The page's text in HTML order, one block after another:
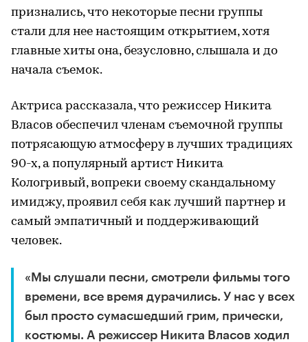
признались, что некоторые песни группы
стали для нее настоящим открытием, хотя
главные хиты она, безусловно, слышала и до
начала съемок.
Актриса рассказала, что режиссер Никита
Власов обеспечил членам съемочной группы
потрясающую атмосферу в лучших традициях
90-х, а популярный артист Никита
Кологривый, вопреки своему скандальному
имиджу, проявил себя как лучший партнер и
самый эмпатичный и поддерживающий
человек.
«Мы слушали песни, смотрели фильмы того
времени, все время дурачились. У нас у всех
был просто сумасшедший грим, прически,
костюмы. А режиссер Никита Власов ходил